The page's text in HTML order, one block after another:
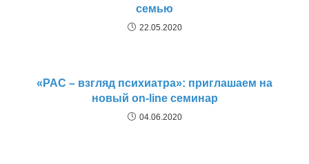
семью
22.05.2020
«РАС – взгляд психиатра»: приглашаем на
новый on-line семинар
04.06.2020